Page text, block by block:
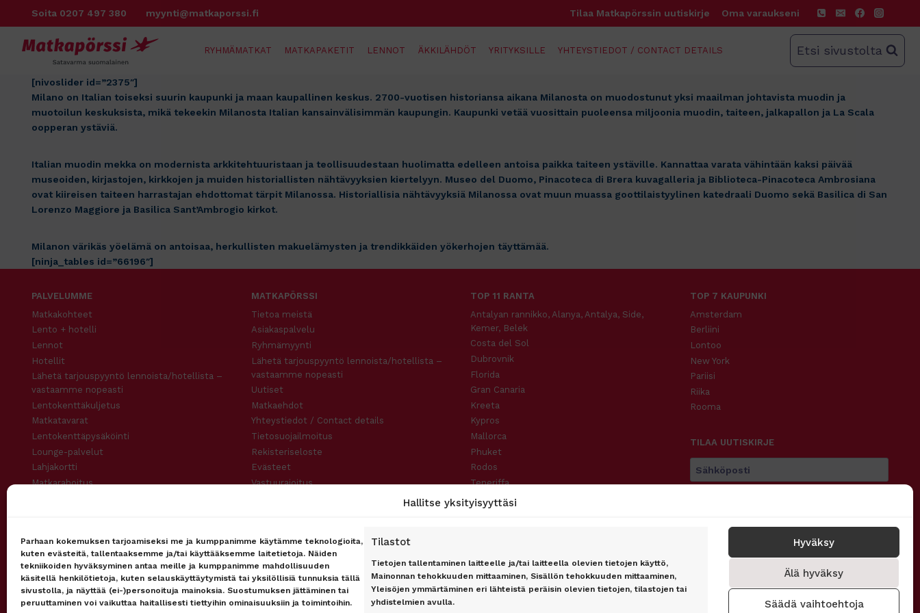
Hallitse yksityisyyttäsi
Parhaan kokemuksen tarjoamiseksi me ja kumppanimme käytämme teknologioita,
kuten evästeitä, tallentaaksemme ja/tai käyttääksemme laitetietoja. Näiden
tekniikoiden hyväksyminen antaa meille ja kumppanimme mahdollisuuden
käsitellä henkilötietoja, kuten selauskäyttäytymistä tai yksilöllisiä tunnuksia tällä
sivustolla, ja näyttää (ei-)personoituja mainoksia. Suostumuksen jättäminen tai
peruuttaminen voi vaikuttaa haitallisesti tiettyihin ominaisuuksiin ja toimintoihin.
Tilastot
Tietojen tallentaminen laitteelle ja/tai laitteella olevien tietojen käyttö,
Mainonnan tehokkuuden mittaaminen, Sisällön tehokkuuden mittaaminen,
Yleisöjen ymmärtäminen eri lähteistä peräisin olevien tietojen, tilastojen tai
yhdistelmien avulla.
Hyväksy
Älä hyväksy
Säädä vaihtoehtoja
Soita 0207 497 380 myynti@matkaporssi.fi Tilaa Matkapörssin uutiskirje Oma varaukseni
RYHMÄMATKAT MATKAPAKETIT LENNOT ÄKKILÄHDÖT YRITYKSILLE YHTEYSTIEDOT / CONTACT DETAILS Etsi sivustolta
[nivoslider id=”2375″]
Milano on Italian toiseksi suurin kaupunki ja maan kaupallinen keskus. 2700-vuotisen historiansa aikana Milanosta on muodostunut yksi maailman johtavista muodin ja
muotoilun keskuksista, mikä tekeekin Milanosta Italian kansainvälisimmän kaupungin. Kaupunki vetää vuosittain puoleensa miljoonia muodin, taiteen, jalkapallon ja La Scala
oopperan ystäviä.
Italian muodin mekka on modernista arkkitehtuuristaan ja teollisuudestaan huolimatta edelleen antoisa paikka taiteen ystäville. Kannattaa varata vähintään kaksi päivää
museoiden, kirjastojen, kirkkojen ja muiden historiallisten nähtävyyksien kiertelyyn. Museo del Duomo, Pinacoteca di Brera kuvagalleria ja Biblioteca-Pinacoteca Ambrosiana
ovat kiireisen taiteen harrastajan ehdottomat tärpit Milanossa. Historiallisia nähtävyyksiä Milanossa ovat muun muassa goottilaistyylinen katedraali Duomo sekä Basilica di San
Lorenzo Maggiore ja Basilica Sant’Ambrogio kirkot.
Milanon värikäs yöelämä on antoisaa, herkullisten makuelämysten ja trendikkäiden yökerhojen täyttämää.
[ninja_tables id=”66196″]
PALVELUMME
Matkakohteet
Lento + hotelli
Lennot
Hotellit
Lähetä tarjouspyyntö lennoista/hotellista –
vastaamme nopeasti
Lentokenttäkuljetus
Matkatavarat
Lentokenttäpysäköinti
Lounge-palvelut
Lahjakortti
Matkarahoitus
MATKAPÖRSSI
Tietoa meistä
Asiakaspalvelu
Ryhmämyynti
Lähetä tarjouspyyntö lennoista/hotellista –
vastaamme nopeasti
Uutiset
Matkaehdot
Yhteystiedot / Contact details
Tietosuojailmoitus
Rekisteriseloste
Evästeet
Vastuurajoitus
TOP 11 RANTA
Antalyan rannikko, Alanya, Antalya, Side,
Kemer, Belek
Costa del Sol
Dubrovnik
Florida
Gran Canaria
Kreeta
Kypros
Mallorca
Phuket
Rodos
Teneriffa
TOP 7 KAUPUNKI
Amsterdam
Berliini
Lontoo
New York
Pariisi
Riika
Rooma
TILAA UUTISKIRJE
Pidetty 162+asiakkaan toimesta